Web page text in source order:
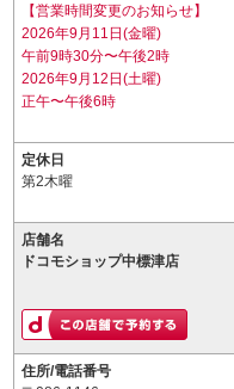
【営業時間変更のお知らせ】
2026年9月11日(金曜)
午前9時30分〜午後2時
2026年9月12日(土曜)
正午〜午後6時
定休日
第2木曜
店舗名
ドコモショップ中標津店
住所/電話番号